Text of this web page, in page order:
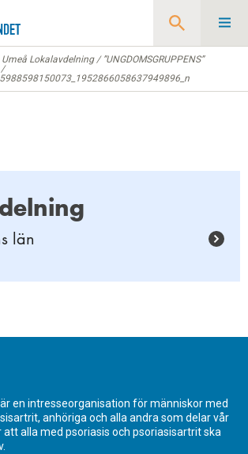
Sök
Lokalavdelning/ ”UNGDOMSGRUPPENS”
län
en intresseorganisation för människor med
anhöriga och alla andra som delar vår
att alla med psoriasis och psoriasisartrit ska